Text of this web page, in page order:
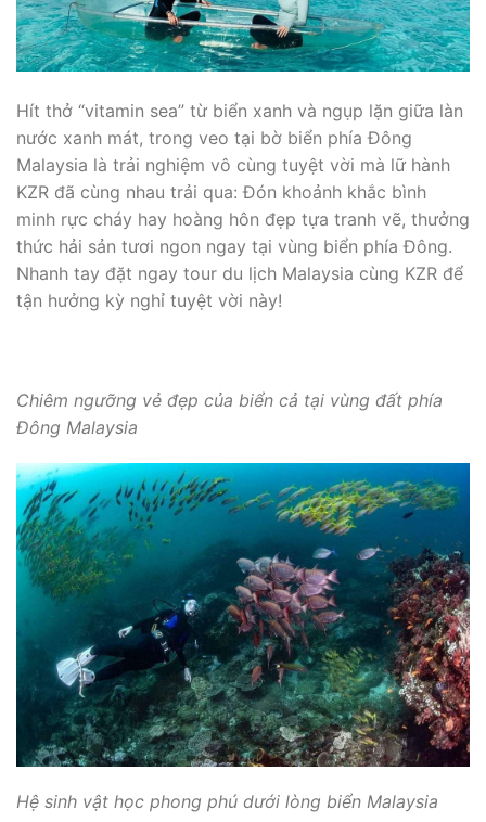
Hít thở “vitamin sea” từ biển xanh và ngụp lặn giữa làn
nước xanh mát, trong veo tại bờ biển phía Đông
Malaysia là trải nghiệm vô cùng tuyệt vời mà lữ hành
KZR đã cùng nhau trải qua: Đón khoảnh khắc bình
minh rực cháy hay hoàng hôn đẹp tựa tranh vẽ, thưởng
thức hải sản tươi ngon ngay tại vùng biển phía Đông.
Nhanh tay đặt ngay tour du lịch Malaysia cùng KZR để
tận hưởng kỳ nghỉ tuyệt vời này!
Chiêm ngưỡng vẻ đẹp của biển cả tại vùng đất phía
Đông Malaysia
Hệ sinh vật học phong phú dưới lòng biển Malaysia